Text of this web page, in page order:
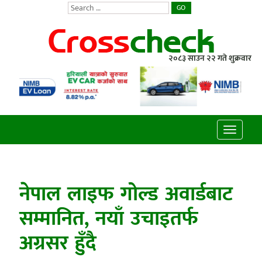
GO
२०८३ साउन २२ गते शुक्रवार
Toggle
नेपाल लाइफ गोल्ड अवार्डबाट
सम्मानित, नयाँ उचाइतर्फ
अग्रसर हुँदै